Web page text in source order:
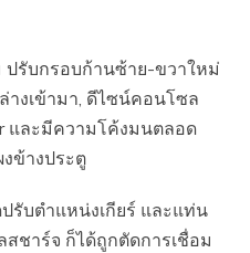
ปรับกรอบก้านซ้าย-ขวาใหม่
างเข้ามา, ดีไซน์คอนโซล
และมีความโค้งมนตลอด
ข้างประตู
รับตำแหน่งเกียร์ และแท่น
ชาร์จ ก็ได้ถูกตัดการเชื่อม